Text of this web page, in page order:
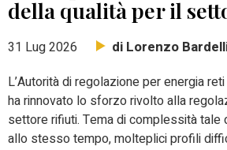
della qualità per il
31 Lug 2026 di Lorenzo
L’Autorità di regolazione per energia
ha rinnovato lo sforzo rivolto alla
settore rifiuti. Tema di complessità tale
allo stesso tempo, molteplici profili